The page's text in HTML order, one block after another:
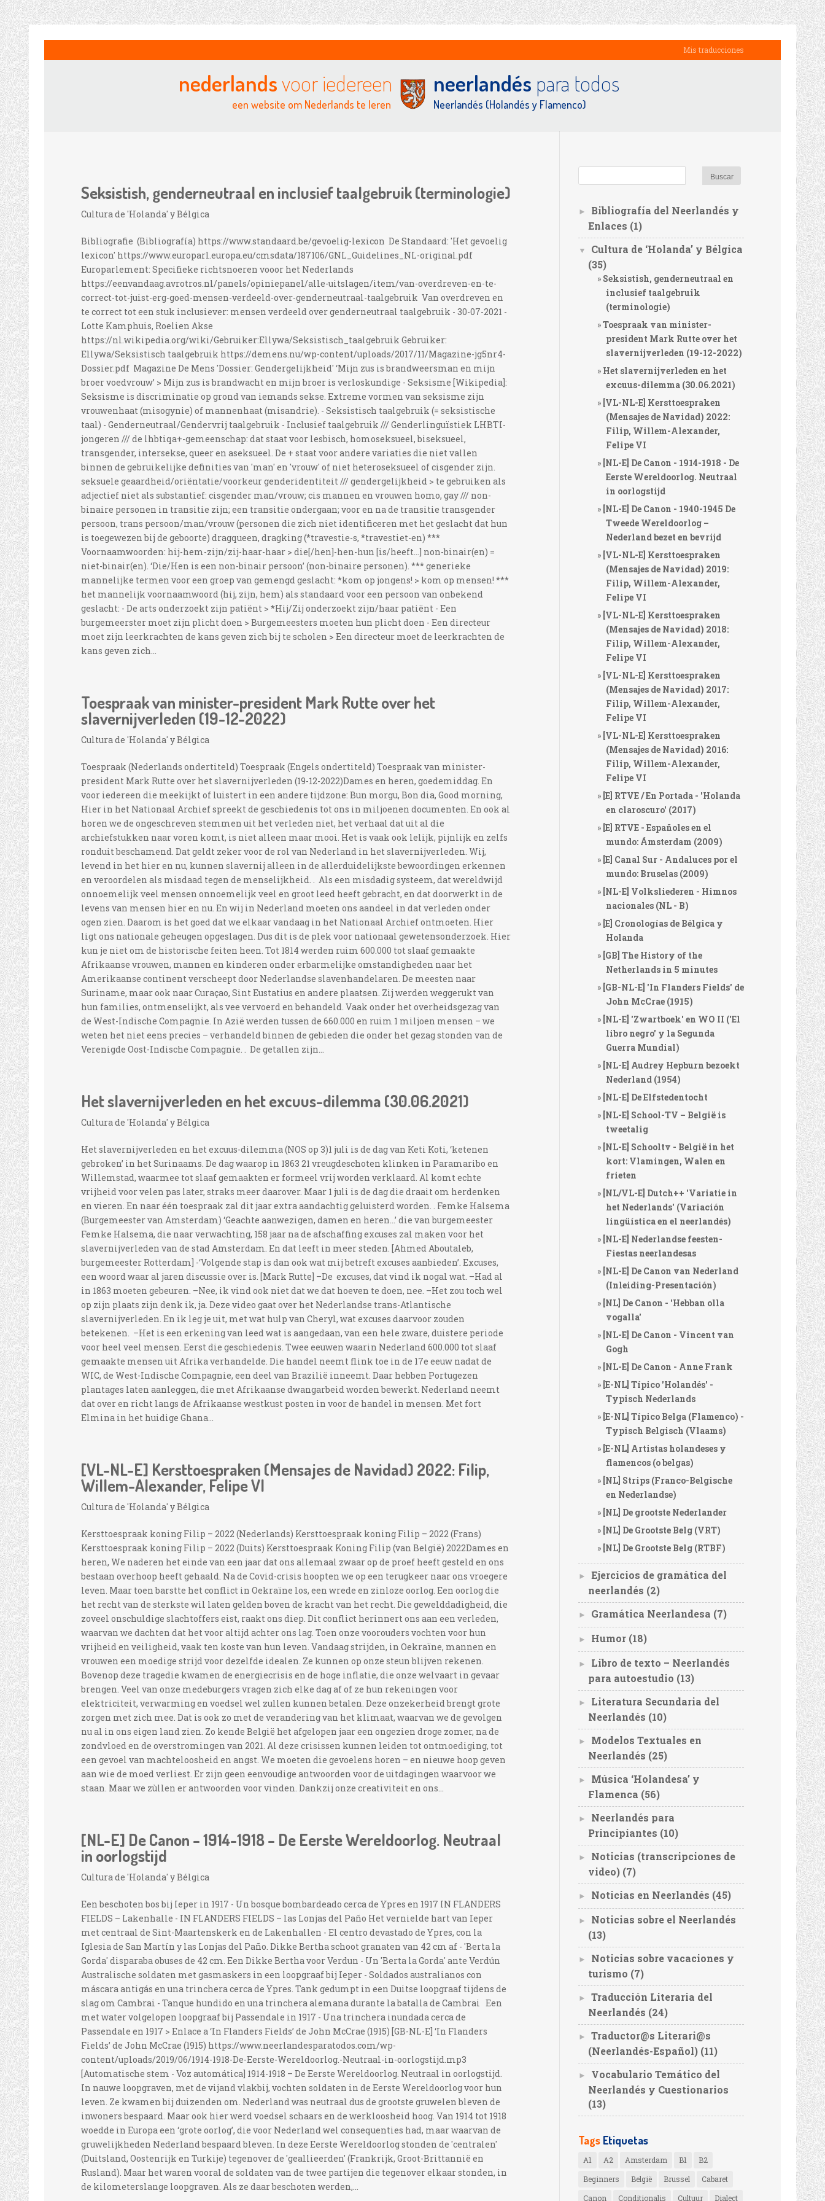
Mis traducciones
nederlandsvoor iedereen
een website om Nederlands te leren
neerlandés para todos
Neerlandés (Holandés y Flamenco)
Seksistish, genderneutraal en inclusief taalgebruik (terminologie)
Cultura de 'Holanda' y Bélgica
Bibliografie (Bibliografía) https://www.standaard.be/gevoelig-lexicon De Standaard: 'Het gevoelig
lexicon' https://www.europarl.europa.eu/cmsdata/187106/GNL_Guidelines_NL-original.pdf
Europarlement: Specifieke richtsnoeren vooor het Nederlands
https://eenvandaag.avrotros.nl/panels/opiniepanel/alle-uitslagen/item/van-overdreven-en-te-
correct-tot-juist-erg-goed-mensen-verdeeld-over-genderneutraal-taalgebruik Van overdreven en
te correct tot een stuk inclusiever: mensen verdeeld over genderneutraal taalgebruik - 30-07-2021 -
Lotte Kamphuis, Roelien Akse
https://nl.wikipedia.org/wiki/Gebruiker:Ellywa/Seksistisch_taalgebruik Gebruiker:
Ellywa/Seksistisch taalgebruik https://demens.nu/wp-content/uploads/2017/11/Magazine-jg5nr4-
Dossier.pdf Magazine De Mens 'Dossier: Gendergelijkheid' ‘Mijn zus is brandweersman en mijn
broer voedvrouw’ > Mijn zus is brandwacht en mijn broer is verloskundige - Seksisme [Wikipedia]:
Seksisme is discriminatie op grond van iemands sekse. Extreme vormen van seksisme zijn
vrouwenhaat (misogynie) of mannenhaat (misandrie). - Seksistisch taalgebruik (= seksistische
taal) - Genderneutraal/Gendervrij taalgebruik - Inclusief taalgebruik /// Genderlinguïstiek LHBTI-
jongeren /// de lhbtiqa+-gemeenschap: dat staat voor lesbisch, homoseksueel, biseksueel,
transgender, intersekse, queer en aseksueel. De + staat voor andere variaties die niet vallen
binnen de gebruikelijke definities van 'man' en 'vrouw' of niet heteroseksueel of cisgender zijn.
seksuele geaardheid/oriëntatie/voorkeur genderidentiteit /// gendergelijkheid > te gebruiken als
adjectief niet als substantief: cisgender man/vrouw; cis mannen en vrouwen homo, gay /// non-
binaire personen in transitie zijn; een transitie ondergaan; voor en na de transitie transgender
persoon, trans persoon/man/vrouw (personen die zich niet identificeren met het geslacht dat hun
is toegewezen bij de geboorte) dragqueen, dragking (*travestie-s, *travestiet-en) ***
Voornaamwoorden: hij-hem-zijn/zij-haar-haar > die[/hen]-hen-hun [is/heeft…] non-binair(en) =
niet-binair(en). ‘Die/Hen is een non-binair persoon’ (non-binaire personen). *** generieke
mannelijke termen voor een groep van gemengd geslacht: *kom op jongens! > kom op mensen! ***
het mannelijk voornaamwoord (hij, zijn, hem) als standaard voor een persoon van onbekend
geslacht: - De arts onderzoekt zijn patiënt > *Hij/Zij onderzoekt zijn/haar patiënt - Een
burgemeerster moet zijn plicht doen > Burgemeesters moeten hun plicht doen - Een directeur
moet zijn leerkrachten de kans geven zich bij te scholen > Een directeur moet de leerkrachten de
kans geven zich...
Toespraak van minister-president Mark Rutte over het
slavernijverleden (19-12-2022)
Cultura de 'Holanda' y Bélgica
Toespraak (Nederlands ondertiteld) Toespraak (Engels ondertiteld) Toespraak van minister-
president Mark Rutte over het slavernijverleden (19-12-2022)Dames en heren, goedemiddag. En
voor iedereen die meekijkt of luistert in een andere tijdzone: Bun morgu, Bon dia, Good morning,
Hier in het Nationaal Archief spreekt de geschiedenis tot ons in miljoenen documenten. En ook al
horen we de ongeschreven stemmen uit het verleden niet, het verhaal dat uit al die
archiefstukken naar voren komt, is niet alleen maar mooi. Het is vaak ook lelijk, pijnlijk en zelfs
ronduit beschamend. Dat geldt zeker voor de rol van Nederland in het slavernijverleden. Wij,
levend in het hier en nu, kunnen slavernij alleen in de allerduidelijkste bewoordingen erkennen
en veroordelen als misdaad tegen de menselijkheid. . Als een misdadig systeem, dat wereldwijd
onnoemelijk veel mensen onnoemelijk veel en groot leed heeft gebracht, en dat doorwerkt in de
levens van mensen hier en nu. En wij in Nederland moeten ons aandeel in dat verleden onder
ogen zien. Daarom is het goed dat we elkaar vandaag in het Nationaal Archief ontmoeten. Hier
ligt ons nationale geheugen opgeslagen. Dus dit is de plek voor nationaal gewetensonderzoek. Hier
kun je niet om de historische feiten heen. Tot 1814 werden ruim 600.000 tot slaaf gemaakte
Afrikaanse vrouwen, mannen en kinderen onder erbarmelijke omstandigheden naar het
Amerikaanse continent verscheept door Nederlandse slavenhandelaren. De meesten naar
Suriname, maar ook naar Curaçao, Sint Eustatius en andere plaatsen. Zij werden weggerukt van
hun families, ontmenselijkt, als vee vervoerd en behandeld. Vaak onder het overheidsgezag van
de West-Indische Compagnie. In Azië werden tussen de 660.000 en ruim 1 miljoen mensen – we
weten het niet eens precies – verhandeld binnen de gebieden die onder het gezag stonden van de
Verenigde Oost-Indische Compagnie. . De getallen zijn...
Het slavernijverleden en het excuus-dilemma (30.06.2021)
Cultura de 'Holanda' y Bélgica
Het slavernijverleden en het excuus-dilemma (NOS op 3)1 juli is de dag van Keti Koti, ‘ketenen
gebroken’ in het Surinaams. De dag waarop in 1863 21 vreugdeschoten klinken in Paramaribo en
Willemstad, waarmee tot slaaf gemaakten er formeel vrij worden verklaard. Al komt echte
vrijheid voor velen pas later, straks meer daarover. Maar 1 juli is de dag die draait om herdenken
en vieren. En naar één toespraak zal dit jaar extra aandachtig geluisterd worden. . Femke Halsema
(Burgemeester van Amsterdam) ‘Geachte aanwezigen, damen en heren…’ die van burgemeester
Femke Halsema, die naar verwachting, 158 jaar na de afschaffing excuses zal maken voor het
slavernijverleden van de stad Amsterdam. En dat leeft in meer steden. [Ahmed Aboutaleb,
burgemeester Rotterdam] -‘Volgende stap is dan ook wat mij betreft excuses aanbieden’. Excuses,
een woord waar al jaren discussie over is. [Mark Rutte] –De excuses, dat vind ik nogal wat. –Had al
in 1863 moeten gebeuren. –Nee, ik vind ook niet dat we dat hoeven te doen, nee. –Het zou toch wel
op zijn plaats zijn denk ik, ja. Deze video gaat over het Nederlandse trans-Atlantische
slavernijverleden. En ik leg je uit, met wat hulp van Cheryl, wat excuses daarvoor zouden
betekenen. –Het is een erkening van leed wat is aangedaan, van een hele zware, duistere periode
voor heel veel mensen. Eerst die geschiedenis. Twee eeuwen waarin Nederland 600.000 tot slaaf
gemaakte mensen uit Afrika verhandelde. Die handel neemt flink toe in de 17e eeuw nadat de
WIC, de West-Indische Compagnie, een deel van Brazilië inneemt. Daar hebben Portugezen
plantages laten aanleggen, die met Afrikaanse dwangarbeid worden bewerkt. Nederland neemt
dat over en richt langs de Afrikaanse westkust posten in voor de handel in mensen. Met fort
Elmina in het huidige Ghana...
[VL-NL-E] Kersttoespraken (Mensajes de Navidad) 2022: Filip,
Willem-Alexander, Felipe VI
Cultura de 'Holanda' y Bélgica
Kersttoespraak koning Filip – 2022 (Nederlands) Kersttoespraak koning Filip – 2022 (Frans)
Kersttoespraak koning Filip – 2022 (Duits) Kersttoespraak Koning Filip (van België) 2022Dames en
heren, We naderen het einde van een jaar dat ons allemaal zwaar op de proef heeft gesteld en ons
bestaan overhoop heeft gehaald. Na de Covid-crisis hoopten we op een terugkeer naar ons vroegere
leven. Maar toen barstte het conflict in Oekraïne los, een wrede en zinloze oorlog. Een oorlog die
het recht van de sterkste wil laten gelden boven de kracht van het recht. Die gewelddadigheid, die
zoveel onschuldige slachtoffers eist, raakt ons diep. Dit conflict herinnert ons aan een verleden,
waarvan we dachten dat het voor altijd achter ons lag. Toen onze voorouders vochten voor hun
vrijheid en veiligheid, vaak ten koste van hun leven. Vandaag strijden, in Oekraïne, mannen en
vrouwen een moedige strijd voor dezelfde idealen. Ze kunnen op onze steun blijven rekenen.
Bovenop deze tragedie kwamen de energiecrisis en de hoge inflatie, die onze welvaart in gevaar
brengen. Veel van onze medeburgers vragen zich elke dag af of ze hun rekeningen voor
elektriciteit, verwarming en voedsel wel zullen kunnen betalen. Deze onzekerheid brengt grote
zorgen met zich mee. Dat is ook zo met de verandering van het klimaat, waarvan we de gevolgen
nu al in ons eigen land zien. Zo kende België het afgelopen jaar een ongezien droge zomer, na de
zondvloed en de overstromingen van 2021. Al deze crisissen kunnen leiden tot ontmoediging, tot
een gevoel van machteloosheid en angst. We moeten die gevoelens horen – en nieuwe hoop geven
aan wie de moed verliest. Er zijn geen eenvoudige antwoorden voor de uitdagingen waarvoor we
staan. Maar we zùllen er antwoorden voor vinden. Dankzij onze creativiteit en ons...
[NL-E] De Canon – 1914-1918 – De Eerste Wereldoorlog. Neutraal
in oorlogstijd
Cultura de 'Holanda' y Bélgica
Een beschoten bos bij Ieper in 1917 - Un bosque bombardeado cerca de Ypres en 1917 IN FLANDERS
FIELDS – Lakenhalle - IN FLANDERS FIELDS – las Lonjas del Paño Het vernielde hart van Ieper
met centraal de Sint-Maartenskerk en de Lakenhallen - El centro devastado de Ypres, con la
Iglesia de San Martín y las Lonjas del Paño. Dikke Bertha schoot granaten van 42 cm af - 'Berta la
Gorda' disparaba obuses de 42 cm. Een Dikke Bertha voor Verdun - Un 'Berta la Gorda' ante Verdún
Australische soldaten met gasmaskers in een loopgraaf bij Ieper - Soldados australianos con
máscara antigás en una trinchera cerca de Ypres. Tank gedumpt in een Duitse loopgraaf tijdens de
slag om Cambrai - Tanque hundido en una trinchera alemana durante la batalla de Cambrai Een
met water volgelopen loopgraaf bij Passendale in 1917 - Una trinchera inundada cerca de
Passendale en 1917 > Enlace a ‘In Flanders Fields’ de John McCrae (1915) [GB-NL-E] ‘In Flanders
Fields’ de John McCrae (1915) https://www.neerlandesparatodos.com/wp-
content/uploads/2019/06/1914-1918-De-Eerste-Wereldoorlog.-Neutraal-in-oorlogstijd.mp3
[Automatische stem - Voz automática] 1914-1918 – De Eerste Wereldoorlog. Neutraal in oorlogstijd.
In nauwe loopgraven, met de vijand vlakbij, vochten soldaten in de Eerste Wereldoorlog voor hun
leven. Ze kwamen bij duizenden om. Nederland was neutraal dus de grootste gruwelen bleven de
inwoners bespaard. Maar ook hier werd voedsel schaars en de werkloosheid hoog. Van 1914 tot 1918
woedde in Europa een ‘grote oorlog’, die voor Nederland wel consequenties had, maar waarvan de
gruwelijkheden Nederland bespaard bleven. In deze Eerste Wereldoorlog stonden de 'centralen'
(Duitsland, Oostenrijk en Turkije) tegenover de 'geallieerden' (Frankrijk, Groot-Brittannië en
Rusland). Maar het waren vooral de soldaten van de twee partijen die tegenover elkaar stonden, in
de kilometerslange loopgraven. Als ze daar beschoten werden,...
►
Bibliografía del Neerlandés y
Enlaces (1)
▼
Cultura de ‘Holanda’ y Bélgica
(35)
Seksistish, genderneutraal en
inclusief taalgebruik
(terminologie)
Toespraak van minister-
president Mark Rutte over het
slavernijverleden (19-12-2022)
Het slavernijverleden en het
excuus-dilemma (30.06.2021)
[VL-NL-E] Kersttoespraken
(Mensajes de Navidad) 2022:
Filip, Willem-Alexander,
Felipe VI
[NL-E] De Canon - 1914-1918 - De
Eerste Wereldoorlog. Neutraal
in oorlogstijd
[NL-E] De Canon - 1940-1945 De
Tweede Wereldoorlog –
Nederland bezet en bevrijd
[VL-NL-E] Kersttoespraken
(Mensajes de Navidad) 2019:
Filip, Willem-Alexander,
Felipe VI
[VL-NL-E] Kersttoespraken
(Mensajes de Navidad) 2018:
Filip, Willem-Alexander,
Felipe VI
[VL-NL-E] Kersttoespraken
(Mensajes de Navidad) 2017:
Filip, Willem-Alexander,
Felipe VI
[VL-NL-E] Kersttoespraken
(Mensajes de Navidad) 2016:
Filip, Willem-Alexander,
Felipe VI
[E] RTVE / En Portada - 'Holanda
en claroscuro' (2017)
[E] RTVE - Españoles en el
mundo: Ámsterdam (2009)
[E] Canal Sur - Andaluces por el
mundo: Bruselas (2009)
[NL-E] Volksliederen - Himnos
nacionales (NL - B)
[E] Cronologías de Bélgica y
Holanda
[GB] The History of the
Netherlands in 5 minutes
[GB-NL-E] 'In Flanders Fields' de
John McCrae (1915)
[NL-E] 'Zwartboek' en WO II ('El
libro negro' y la Segunda
Guerra Mundial)
[NL-E] Audrey Hepburn bezoekt
Nederland (1954)
[NL-E] De Elfstedentocht
[NL-E] School-TV – België is
tweetalig
[NL-E] Schooltv - België in het
kort: Vlamingen, Walen en
frieten
[NL/VL-E] Dutch++ 'Variatie in
het Nederlands' (Variación
lingüística en el neerlandés)
[NL-E] Nederlandse feesten-
Fiestas neerlandesas
[NL-E] De Canon van Nederland
(Inleiding-Presentación)
[NL] De Canon - 'Hebban olla
vogalla'
[NL-E] De Canon - Vincent van
Gogh
[NL-E] De Canon - Anne Frank
[E-NL] Típico 'Holandés' -
Typisch Nederlands
[E-NL] Típico Belga (Flamenco) -
Typisch Belgisch (Vlaams)
[E-NL] Artistas holandeses y
flamencos (o belgas)
[NL] Strips (Franco-Belgische
en Nederlandse)
[NL] De grootste Nederlander
[NL] De Grootste Belg (VRT)
[NL] De Grootste Belg (RTBF)
►
Ejercicios de gramática del
neerlandés (2)
► Gramática Neerlandesa (7)
► Humor (18)
►
Libro de texto – Neerlandés
para autoestudio (13)
►
Literatura Secundaria del
Neerlandés (10)
►
Modelos Textuales en
Neerlandés (25)
►
Música ‘Holandesa’ y
Flamenca (56)
►
Neerlandés para
Principiantes (10)
►
Noticias (transcripciones de
video) (7)
► Noticias en Neerlandés (45)
►
Noticias sobre el Neerlandés
(13)
►
Noticias sobre vacaciones y
turismo (7)
►
Traducción Literaria del
Neerlandés (24)
►
Traductor@s Literari@s
(Neerlandés-Español) (11)
►
Vocabulario Temático del
Neerlandés y Cuestionarios
(13)
Tags Etiquetas
A1 A2 Amsterdam B1
B2
Beginners
België Brussel
Cabaret
Canon
Conditionalis Cultuur Dialect